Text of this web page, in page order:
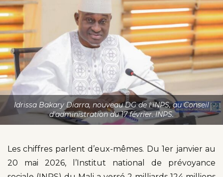
Idrissa Bakary Diarra, nouveau DG de l'INPS, au Conseil
d'administration du 17 février. INPS.
Les chiffres parlent d’eux-mêmes. Du 1er janvier au
20 mai 2026, l’Institut national de prévoyance